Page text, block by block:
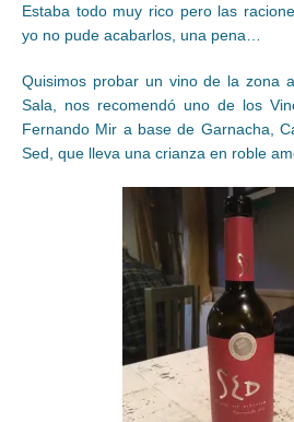
Estaba todo muy rico pero las
yo no pude acabarlos, una pena…
Quisimos probar un vino de la zona
Sala, nos recomendó uno de los
Fernando Mir a base de Garnacha,
Sed, que lleva una crianza en roble